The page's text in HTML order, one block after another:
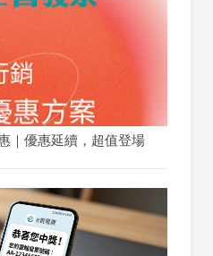
｜優惠延續，超值登場